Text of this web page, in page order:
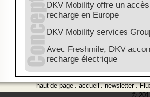
DKV Mobility offre un
recharge en Europe
DKV Mobility services
Avec Freshmile, DKV
recharge électrique
haut de page.accueil.newsletter.
©